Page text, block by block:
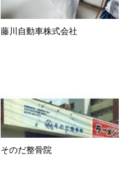
藤川自動車株式会社
そのだ整骨院